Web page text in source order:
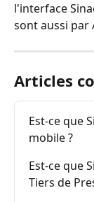
l'interface
sont aussi par
Articles
Est-ce que
mobile ?
Est-ce que
Tiers de